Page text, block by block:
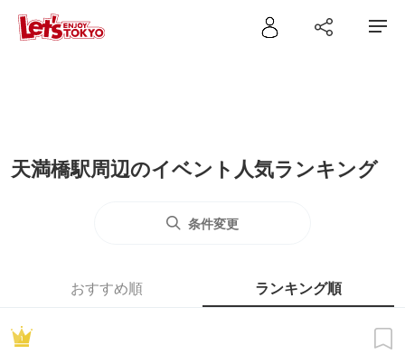
天満橋駅周辺のイベント人気ランキング
条件変更
おすすめ順 ランキング順